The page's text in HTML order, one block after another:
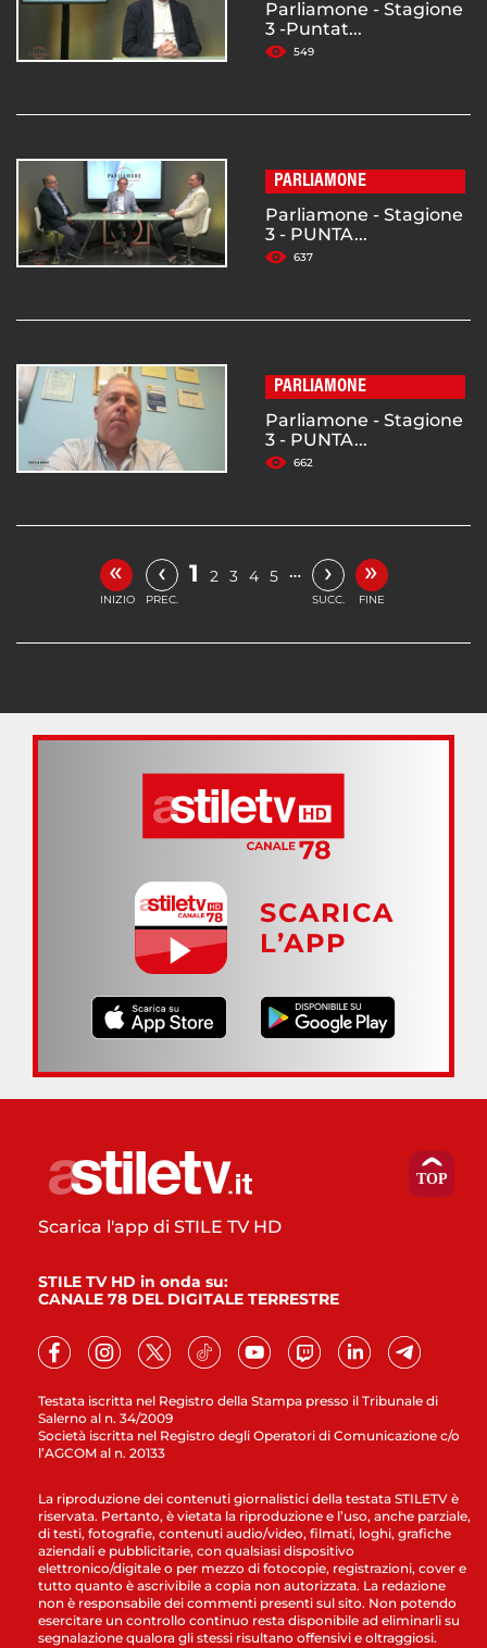
Parliamone - Stagione
3 -Puntat...
549
PARLIAMONE
Parliamone - Stagione
3 - PUNTA...
637
PARLIAMONE
Parliamone - Stagione
3 - PUNTA...
662
«
INIZIO
‹
PREC.
1 2 3 4 5 … ›
SUCC.
»
FINE
SCARICA
L’APP
Testata iscritta nel Registro della Stampa presso il Tribunale di
Salerno al n. 34/2009
Società iscritta nel Registro degli Operatori di Comunicazione c/o
l’AGCOM al n. 20133
Scarica l'app di STILE TV HD
STILE TV HD in onda su:
CANALE 78 DEL DIGITALE TERRESTRE
La riproduzione dei contenuti giornalistici della testata STILETV è
riservata. Pertanto, è vietata la riproduzione e l’uso, anche parziale,
di testi, fotografie, contenuti audio/video, filmati, loghi, grafiche
aziendali e pubblicitarie, con qualsiasi dispositivo
elettronico/digitale o per mezzo di fotocopie, registrazioni, cover e
tutto quanto è ascrivibile a copia non autorizzata. La redazione
non è responsabile dei commenti presenti sul sito. Non potendo
esercitare un controllo continuo resta disponibile ad eliminarli su
segnalazione qualora gli stessi risultano offensivi e oltraggiosi.